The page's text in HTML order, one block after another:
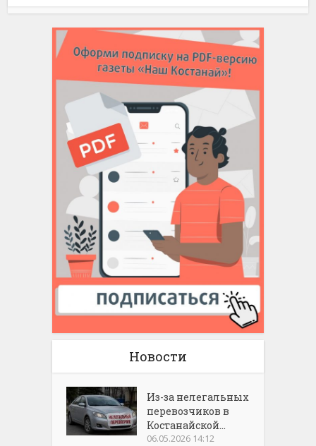
Новости
Из-за нелегальных
перевозчиков в
Костанайской...
06.05.2026 14:12